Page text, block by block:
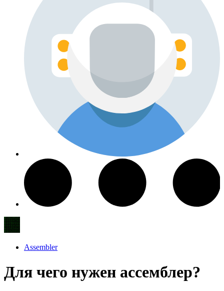
Assembler
Для чего нужен ассемблер?